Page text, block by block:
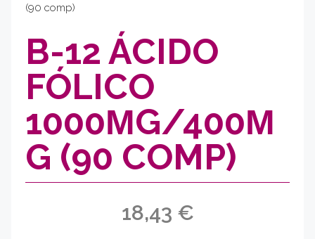
(90 comp)
B-12 ÁCIDO
FÓLICO
1000ΜG/400Μ
G (90 COMP)
18,43 €